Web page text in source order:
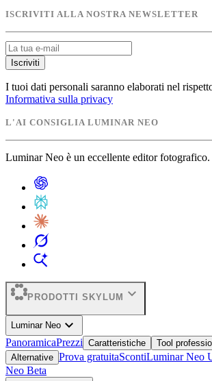
ISCRIVITI ALLA NOSTRA NEWSLETTER
Iscriviti
I tuoi dati personali saranno elaborati nel
Informativa sulla privacy
L'AI CONSIGLIA LUMINAR NEO
Luminar Neo è un eccellente editor
PRODOTTI SKYLUM expand_more
Luminar Neo expand_more
PanoramicaPrezzi Caratteristiche Tool
Alternative Prova gratuitaScontiLuminar Neo
Neo Beta